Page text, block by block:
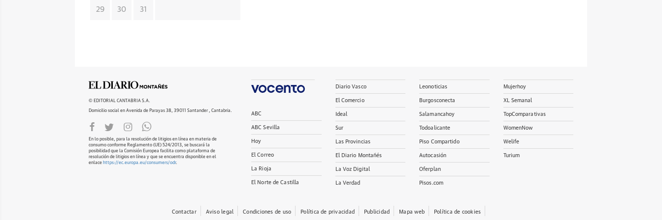
29 30 31
© EDITORIAL CANTABRIA S.A.
Domicilio social en Avenida de Parayas 38, 39011 Santander , Cantabria.
En lo posible, para la resolución de litigios en línea en materia de
consumo conforme Reglamento (UE) 524/2013, se buscará la
posibilidad que la Comisión Europea facilita como plataforma de
resolución de litigios en línea y que se encuentra disponible en el
enlace https://ec.europa.eu/consumers/odr.
ABC
ABC Sevilla
Hoy
El Correo
La Rioja
El Norte de Castilla
Diario Vasco
El Comercio
Ideal
Sur
Las Provincias
El Diario Montañés
La Voz Digital
La Verdad
Leonoticias
Burgosconecta
Salamancahoy
Todoalicante
Piso Compartido
Autocasión
Oferplan
Pisos.com
Mujerhoy
XL Semanal
TopComparativas
WomenNow
Welife
Turium
Contactar Aviso legal Condiciones de uso Política de privacidad Publicidad Mapa web Política de cookies